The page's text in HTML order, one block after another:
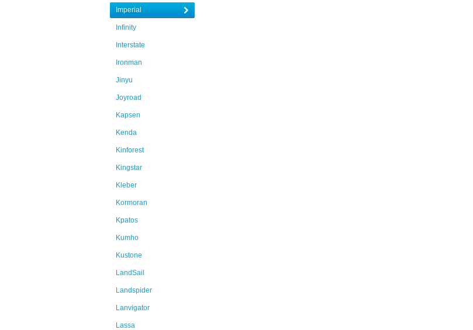
Imperial
Infinity
Interstate
Ironman
Jinyu
Joyroad
Kapsen
Kenda
Kinforest
Kingstar
Kleber
Kormoran
Kpatos
Kumho
Kustone
LandSail
Landspider
Lanvigator
Lassa